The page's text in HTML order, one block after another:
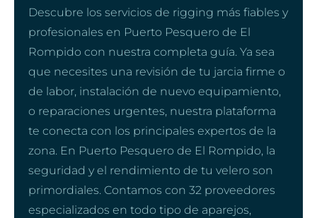
Descubre los servicios de rigging más fiables y
profesionales en Puerto Pesquero de El
Rompido con nuestra completa guía. Ya sea
que necesites una revisión de tu jarcia firme o
de labor, instalación de nuevo equipamiento,
o reparaciones urgentes, nuestra plataforma
te conecta con los principales expertos de la
zona. En Puerto Pesquero de El Rompido, la
seguridad y el rendimiento de tu velero son
primordiales. Contamos con 32 proveedores
especializados en todo tipo de aparejos,